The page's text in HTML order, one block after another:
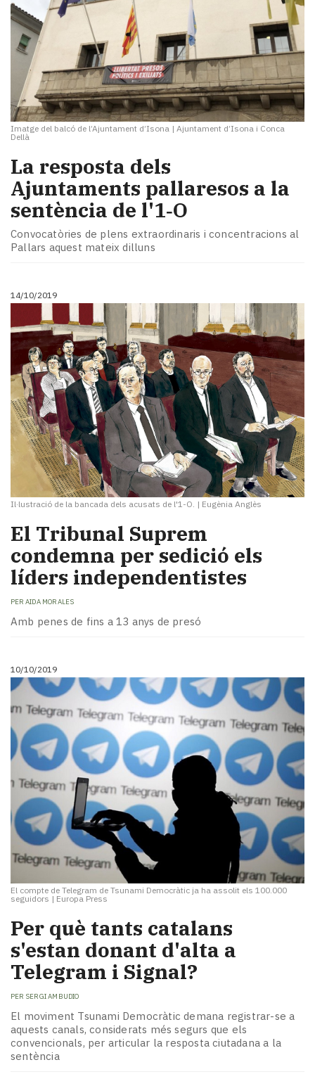
Imatge del balcó de l’Ajuntament d’Isona | Ajuntament d’Isona i Conca
Dellà
La resposta dels
Ajuntaments pallaresos a la
sentència de l'1‑O
Convocatòries de plens extraordinaris i concentracions al
Pallars aquest mateix dilluns
14/10/2019
Il·lustració de la bancada dels acusats de l'1-O. | Eugènia Anglès
El Tribunal Suprem
condemna per sedició els
líders independentistes
PER AIDA MORALES
Amb penes de fins a 13 anys de presó
10/10/2019
El compte de Telegram de Tsunami Democràtic ja ha assolit els 100.000
seguidors | Europa Press
Per què tants catalans
s'estan donant d'alta a
Telegram i Signal?
PER SERGI AMBUDIO
El moviment Tsunami Democràtic demana registrar-se a
aquests canals, considerats més segurs que els
convencionals, per articular la resposta ciutadana a la
sentència